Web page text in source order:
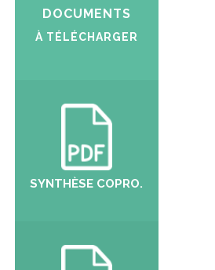
DOCUMENTS
À TÉLÉCHARGER
SYNTHÈSE COPRO.